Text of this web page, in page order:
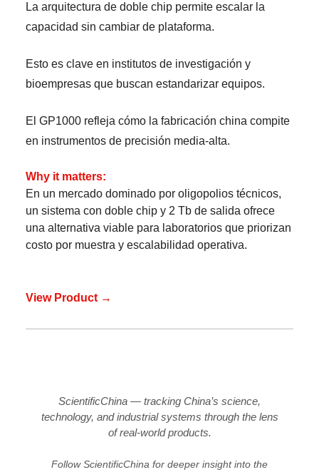
La arquitectura de doble chip permite escalar la
capacidad sin cambiar de plataforma.
Esto es clave en institutos de investigación y
bioempresas que buscan estandarizar equipos.
El GP1000 refleja cómo la fabricación china compite
en instrumentos de precisión media-alta.
Why it matters:
En un mercado dominado por oligopolios técnicos,
un sistema con doble chip y 2 Tb de salida ofrece
una alternativa viable para laboratorios que priorizan
costo por muestra y escalabilidad operativa.
View Product →
ScientificChina — tracking China’s science,
technology, and industrial systems through the lens
of real-world products.
Follow ScientificChina for deeper insight into the